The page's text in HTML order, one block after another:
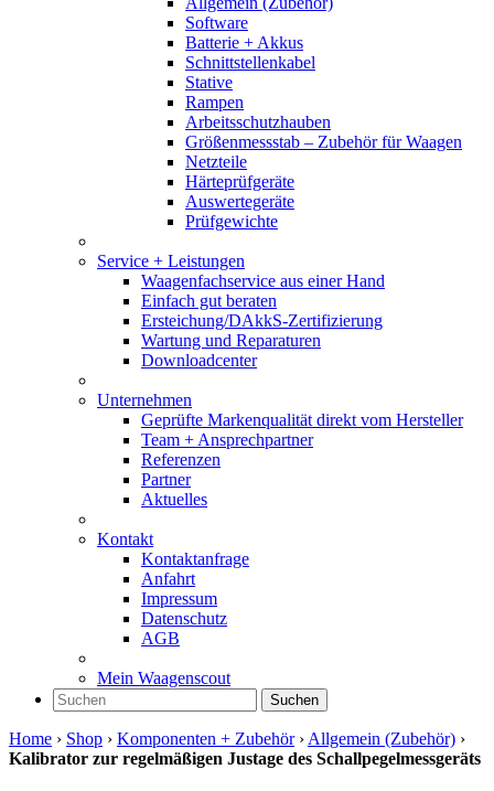
Software
Batterie + Akkus
Schnittstellenkabel
Stative
Rampen
Arbeitsschutzhauben
Größenmessstab – Zubehör für Waagen
Netzteile
Härteprüfgeräte
Auswertegeräte
Prüfgewichte
Service + Leistungen
Waagenfachservice aus einer Hand
Einfach gut beraten
Ersteichung/DAkkS-Zertifizierung
Wartung und Reparaturen
Downloadcenter
Unternehmen
Geprüfte Markenqualität direkt vom Hersteller
Team + Ansprechpartner
Referenzen
Partner
Aktuelles
Kontakt
Kontaktanfrage
Anfahrt
Impressum
Datenschutz
AGB
Mein Waagenscout
Suchen
Home › Shop › Komponenten + Zubehör› Allgemein (Zubehör) ›
Kalibrator zur regelmäßigen Justage des Schallpegelmessgeräts